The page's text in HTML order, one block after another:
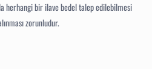
herhangi bir ilave bedel talep edilebilmesi
zorunludur.